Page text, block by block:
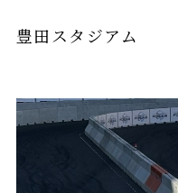
豊田スタジアム